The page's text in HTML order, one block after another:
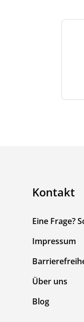
Kontakt
Eine Frage?
Impressum
Über uns
Blog